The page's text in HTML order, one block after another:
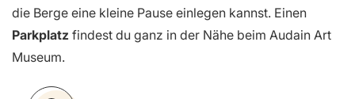
die Berge eine kleine Pause einlegen kannst. Einen
Parkplatz findest du ganz in der Nähe beim Audain Art
Museum.